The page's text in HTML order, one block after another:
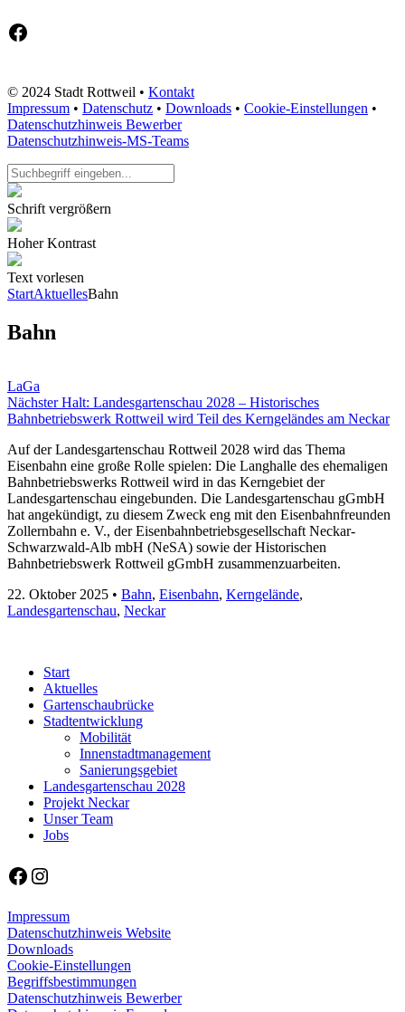
Facebook
© 2024 Stadt Rottweil • Kontakt
Impressum • Datenschutz • Downloads • Cookie-Einstellungen •
Datenschutzhinweis Bewerber
Datenschutzhinweis-MS-Teams
Schrift vergrößern
Hoher Kontrast
Text vorlesen
StartAktuellesBahn
Bahn
LaGa
Nächster Halt: Landesgartenschau 2028 – Historisches
Bahnbetriebswerk Rottweil wird Teil des Kerngeländes am Neckar
Auf der Landesgartenschau Rottweil 2028 wird das Thema
Eisenbahn eine große Rolle spielen: Die Langhalle des ehemaligen
Bahnbetriebswerks Rottweil wird in das Kerngebiet der
Landesgartenschau eingebunden. Die Landesgartenschau gGmbH
hat angekündigt, zu diesem Zweck eng mit den Eisenbahnfreunden
Zollernbahn e. V., der Eisenbahnbetriebsgesellschaft Neckar-
Schwarzwald-Alb mbH (NeSA) sowie der Historischen
Bahnbetriebswerk Rottweil gGmbH zusammenzuarbeiten.
22. Oktober 2025 • Bahn, Eisenbahn, Kerngelände,
Landesgartenschau, Neckar
Start
Aktuelles
Gartenschaubrücke
Stadtentwicklung
Mobilität
Innenstadtmanagement
Sanierungsgebiet
Landesgartenschau 2028
Projekt Neckar
Unser Team
Jobs
Facebook
Instagram
Impressum
Datenschutzhinweis Website
Downloads
Cookie-Einstellungen
Begriffsbestimmungen
Datenschutzhinweis Bewerber